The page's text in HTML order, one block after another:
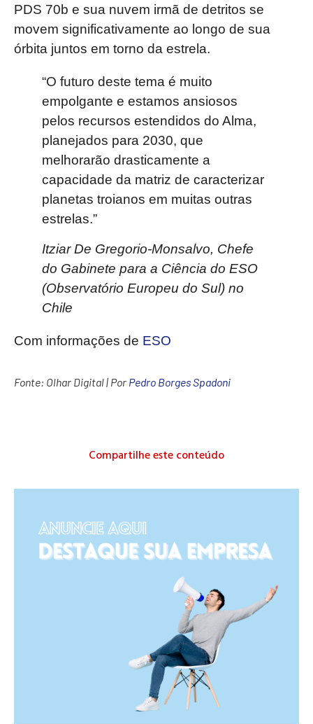
PDS 70b e sua nuvem irmã de detritos se
movem significativamente ao longo de sua
órbita juntos em torno da estrela.
“O futuro deste tema é muito
empolgante e estamos ansiosos
pelos recursos estendidos do Alma,
planejados para 2030, que
melhorarão drasticamente a
capacidade da matriz de caracterizar
planetas troianos em muitas outras
estrelas.”
Itziar De Gregorio-Monsalvo, Chefe
do Gabinete para a Ciência do ESO
(Observatório Europeu do Sul) no
Chile
Com informações de ESO
Fonte: Olhar Digital| Por Pedro Borges Spadoni
Compartilhe este conteúdo